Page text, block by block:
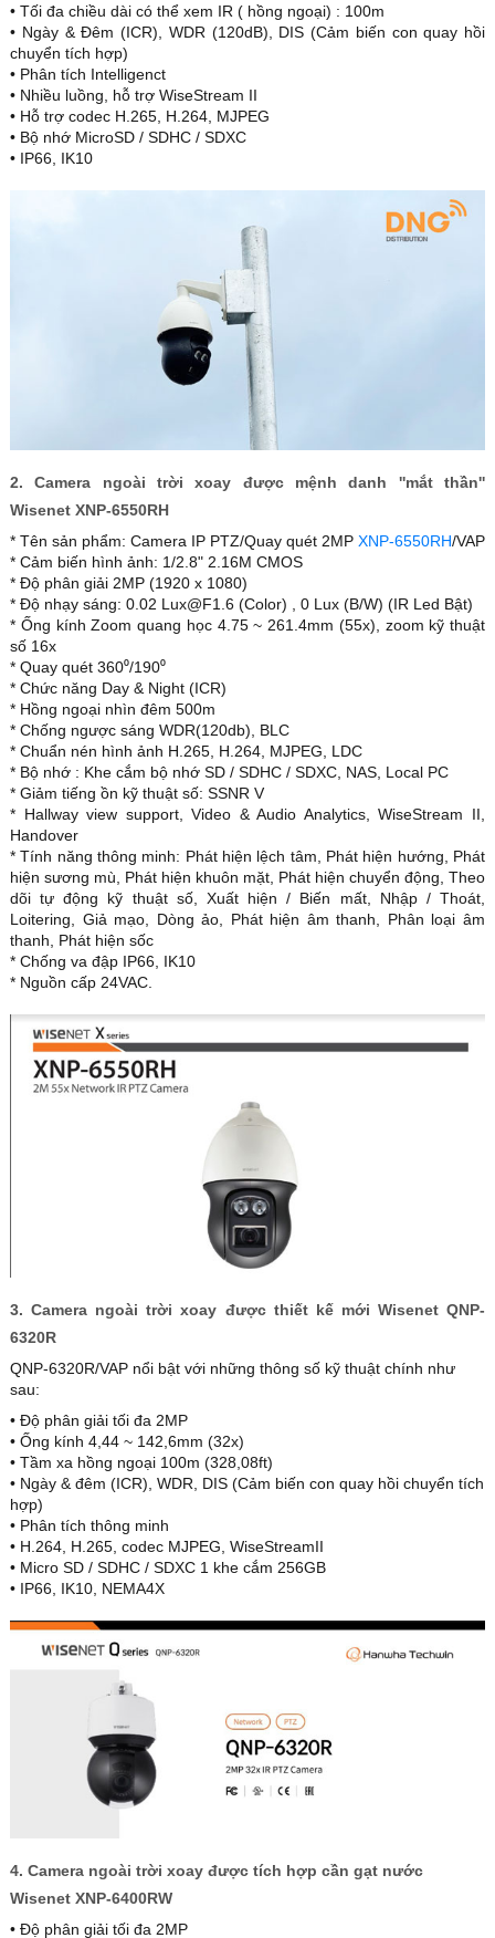
• Tối đa chiều dài có thể xem IR ( hồng ngoại) : 100m
• Ngày & Đêm (ICR), WDR (120dB), DIS (Cảm biến con quay hồi
chuyển tích hợp)
• Phân tích Intelligenct
• Nhiều luồng, hỗ trợ WiseStream II
• Hỗ trợ codec H.265, H.264, MJPEG
• Bộ nhớ MicroSD / SDHC / SDXC
• IP66, IK10
2. Camera ngoài trời xoay được mệnh danh ''mắt thần''
Wisenet XNP-6550RH
* Tên sản phẩm: Camera IP PTZ/Quay quét 2MP XNP-6550RH/VAP
* Cảm biến hình ảnh: 1/2.8" 2.16M CMOS
* Độ phân giải 2MP (1920 x 1080)
* Độ nhạy sáng: 0.02 Lux@F1.6 (Color) , 0 Lux (B/W) (IR Led Bật)
* Ống kính Zoom quang học 4.75 ~ 261.4mm (55x), zoom kỹ thuật
số 16x
* Quay quét 360⁰/190⁰
* Chức năng Day & Night (ICR)
* Hồng ngoại nhìn đêm 500m
* Chống ngược sáng WDR(120db), BLC
* Chuẩn nén hình ảnh H.265, H.264, MJPEG, LDC
* Bộ nhớ : Khe cắm bộ nhớ SD / SDHC / SDXC, NAS, Local PC
* Giảm tiếng ồn kỹ thuật số: SSNR V
* Hallway view support, Video & Audio Analytics, WiseStream II,
Handover
* Tính năng thông minh: Phát hiện lệch tâm, Phát hiện hướng, Phát
hiện sương mù, Phát hiện khuôn mặt, Phát hiện chuyển động, Theo
dõi tự động kỹ thuật số, Xuất hiện / Biến mất, Nhập / Thoát,
Loitering, Giả mạo, Dòng ảo, Phát hiện âm thanh, Phân loại âm
thanh, Phát hiện sốc
* Chống va đập IP66, IK10
* Nguồn cấp 24VAC.
3. Camera ngoài trời xoay được thiết kế mới Wisenet QNP-
6320R
QNP-6320R/VAP nổi bật với những thông số kỹ thuật chính như
sau:
• Độ phân giải tối đa 2MP
• Ống kính 4,44 ~ 142,6mm (32x)
• Tầm xa hồng ngoại 100m (328,08ft)
• Ngày & đêm (ICR), WDR, DIS (Cảm biến con quay hồi chuyển tích
hợp)
• Phân tích thông minh
• H.264, H.265, codec MJPEG, WiseStreamII
• Micro SD / SDHC / SDXC 1 khe cắm 256GB
• IP66, IK10, NEMA4X
4. Camera ngoài trời xoay được tích hợp cần gạt nước
Wisenet XNP-6400RW
• Độ phân giải tối đa 2MP